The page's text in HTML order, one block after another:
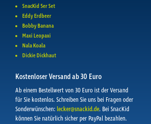
SnacKid 5er Set
Eddy Erdbeer
Bobby Banana
Maxi Leopaxi
Nala Koala
Dickie Dickhaut
Kostenloser Versand ab 30 Euro
Ab einem Bestellwert von 30 Euro ist der Versand
für Sie kostenlos. Schreiben Sie uns bei Fragen oder
Sonderwünschen:lecker@snackid.de. Bei SnacKid
können Sie natürlich sicher per PayPal bezahlen.